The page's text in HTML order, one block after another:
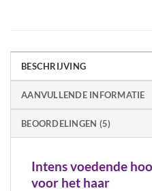
BESCHRIJVING
AANVULLENDE INFORMATIE
BEOORDELINGEN (5)
Intens voedende
voor het haar